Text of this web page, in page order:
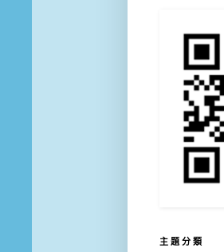
主 題 分 類